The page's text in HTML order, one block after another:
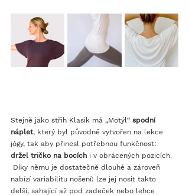
Stejně jako střih Klasik má „Motýl“ spodní
náplet, který byl původně vytvořen na lekce
jógy, tak aby přinesl potřebnou funkčnost:
držel tričko na bocích i v obrácených pozicích.
Díky němu je dostatečně dlouhé a zároveň
nabízí variabilitu nošení: lze jej nosit takto
delší, sahající až pod zadeček nebo lehce